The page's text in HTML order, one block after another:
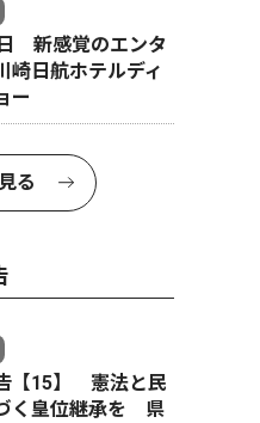
新感覚のエンタ
日航ホテルディ
ー
る
【15】 憲法と民
く皇位継承を 県